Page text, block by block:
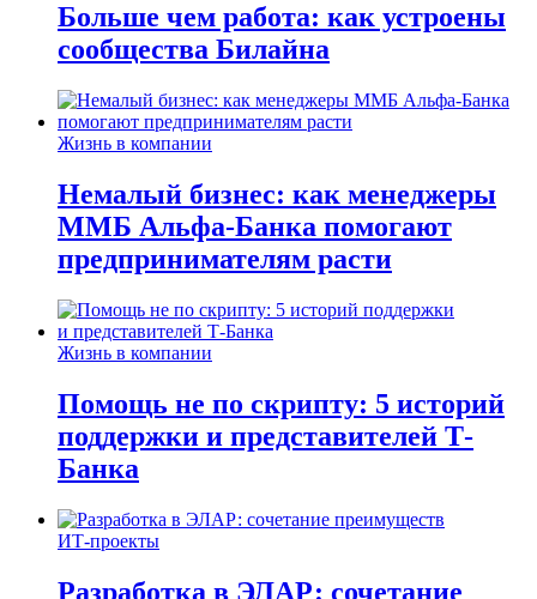
Больше чем работа: как устроены
сообщества Билайна
Жизнь в компании
Немалый бизнес: как менеджеры
ММБ Альфа-Банка помогают
предпринимателям расти
Жизнь в компании
Помощь не по скрипту: 5 историй
поддержки и представителей Т-
Банка
ИТ-проекты
Разработка в ЭЛАР: сочетание